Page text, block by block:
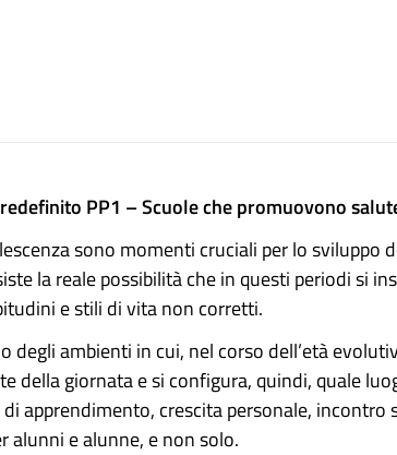
PP1 – Scuole che promuovono
sono momenti cruciali per lo sviluppo
la reale possibilità che in questi periodi si
e stili di vita non corretti.
degli ambienti in cui, nel corso dell’età
della giornata e si configura, quindi, quale
apprendimento, crescita personale, incontro
alunni e alunne, e non solo.